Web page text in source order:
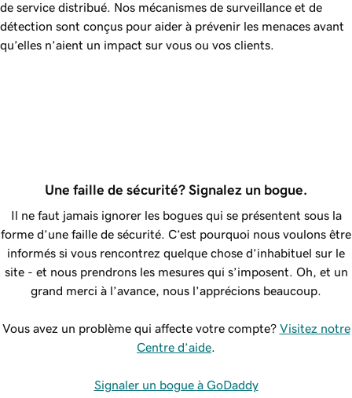
de service distribué. Nos mécanismes de surveillance et de
détection sont conçus pour aider à prévenir les menaces avant
qu’elles n’aient un impact sur vous ou vos clients.
Une faille de sécurité? Signalez un bogue.
Il ne faut jamais ignorer les bogues qui se présentent sous la
forme d’une faille de sécurité. C’est pourquoi nous voulons être
informés si vous rencontrez quelque chose d’inhabituel sur le
site - et nous prendrons les mesures qui s’imposent. Oh, et un
grand merci à l’avance, nous l’apprécions beaucoup.
Vous avez un problème qui affecte votre compte? Visitez notre
Centre d’aide
Signaler un bogue à GoDaddy